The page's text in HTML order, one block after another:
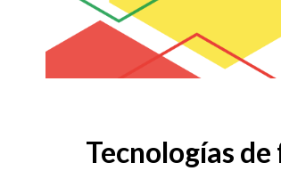
Tecnologías